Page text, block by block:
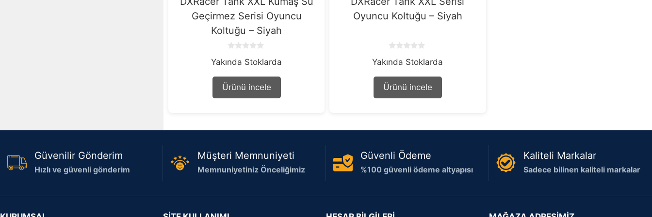
Geçirmez Serisi Oyuncu
Koltuğu – Siyah
o
t
o
f
Yakında Stoklarda
Ürünü incele
Oyuncu Koltuğu – Siyah
o
t
f
Yakında Stoklarda
Ürünü incele
Güvenilir Gönderim
Hızlı ve güvenli gönderim
Müşteri Memnuniyeti
Memnuniyetiniz Önceliğimiz
Güvenli Ödeme
%100 güvenli ödeme altyapısı
Kaliteli Markalar
Sadece bilinen kaliteli markalar